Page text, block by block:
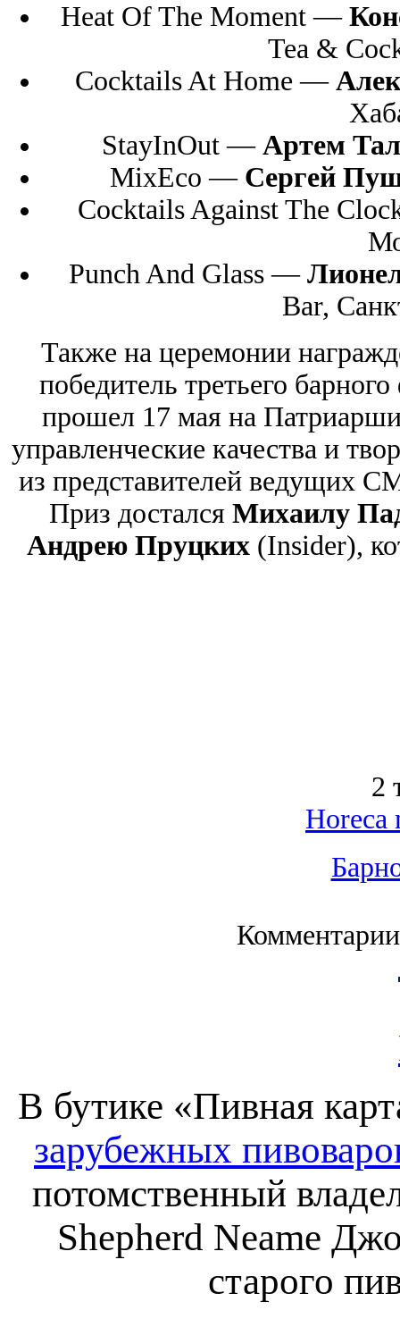
Heat Of The Moment —
Tea &
Cocktails At Home —
StayInOut — Артем
MixEco — Сергей
Cocktails Against The
Punch And Glass —
Bar,
Также на церемонии
победитель третьего
прошел 17 мая на
управленческие качества и
из представителей ведущих
Приз достался Михаилу
Андрею Пруцких(Insider),
2
Horeca
В бутике «Пивная
зарубежных
потомственный
Shepherd Neame
старого